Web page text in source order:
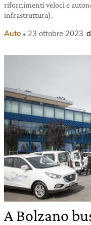
rifornimenti veloci e
infrastruttura).
Auto 23 ottobre 2023
A Bolzano